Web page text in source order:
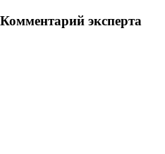
Комментарий эксперта